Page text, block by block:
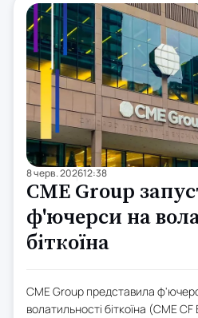
8 черв. 202612:38
CME Group
ф'ючерси на
біткоїна
CME Group представила
волатильності біткоїна (CME